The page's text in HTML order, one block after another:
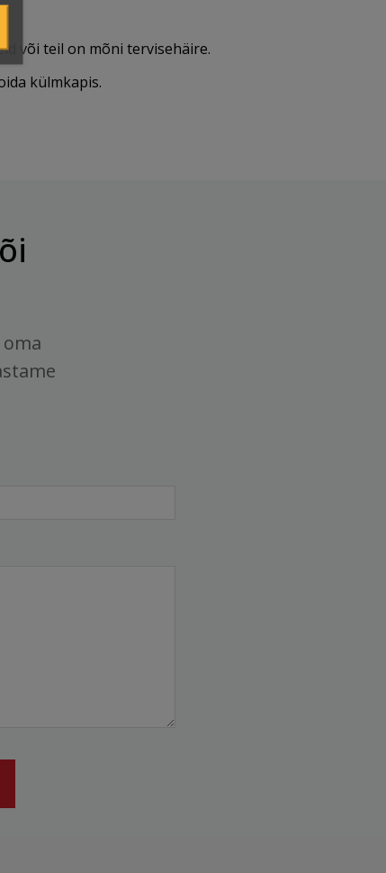
või teil on mõni tervisehäire.
külmkapis.